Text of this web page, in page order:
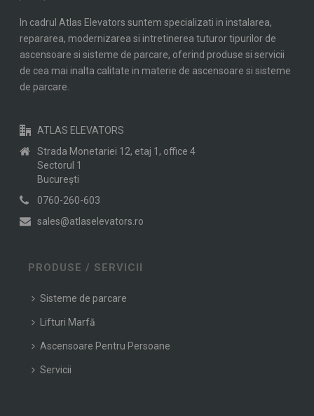
In cadrul Atlas Elevators suntem specializati in instalarea,
repararea, modernizarea si intretinerea tuturor tipurilor de
ascensoare si sisteme de parcare, oferind produse si servicii
de cea mai inalta calitate in materie de ascensoare si sisteme
de parcare.
ATLAS ELEVATORS
Strada Monetariei 12, etaj 1, office 4
Sectorul 1
Bucureşti
0760-260-603
sales@atlaselevators.ro
PRODUSE / SERVICII
Sisteme de parcare
Lifturi Marfă
Ascensoare Pentru Persoane
Servicii